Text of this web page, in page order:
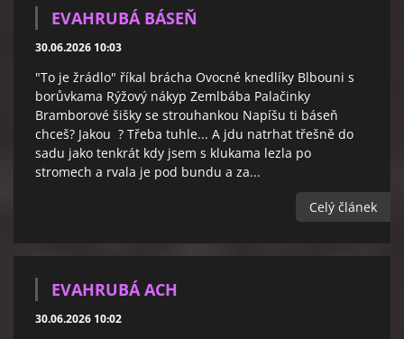
EVAHRUBÁ BÁSEŇ
30.06.2026 10:03
"To je žrádlo" říkal brácha Ovocné knedlíky Blbouni s
borůvkama Rýžový nákyp Zemlbába Palačinky
Bramborové šišky se strouhankou Napíšu ti báseň
chceš? Jakou ? Třeba tuhle... A jdu natrhat třešně do
sadu jako tenkrát kdy jsem s klukama lezla po
stromech a rvala je pod bundu a za...
Celý článek
EVAHRUBÁ ACH
30.06.2026 10:02